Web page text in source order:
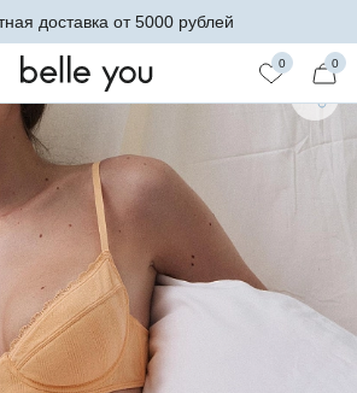
доставка от 5000 рублей
0 0